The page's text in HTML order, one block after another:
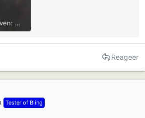
186,9 KB · Weergaven: 138
Reageer
Tester of Bling